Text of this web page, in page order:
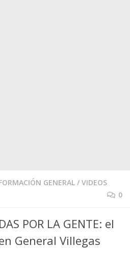
GENERAL / VIDEOS
0
POR LA GENTE: el
General Villegas